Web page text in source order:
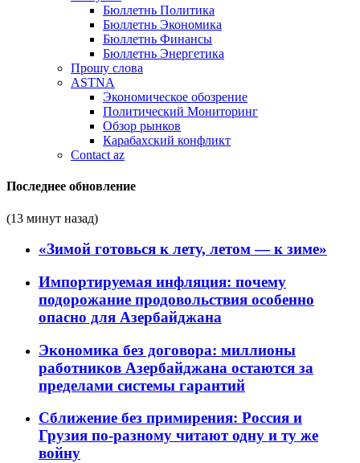
Бюллетнь Политика
Бюллетнь Экономика
Бюллетнь Финансы
Бюллетнь Энергетика
Прошу слова
ASTNA
Экономическое обозрение
Политический Мониторинг
Обзор рынков
Карабахский конфликт
Contact az
Последнее обновление
(13 минут назад)
«Зимой готовься к лету, летом — к зиме»
Импортируемая инфляция: почему
подорожание продовольствия особенно
опасно для Азербайджана
Экономика без договора: миллионы
работников Азербайджана остаются за
пределами системы гарантий
Сближение без примирения: Россия и
Грузия по-разному читают одну и ту же
войну